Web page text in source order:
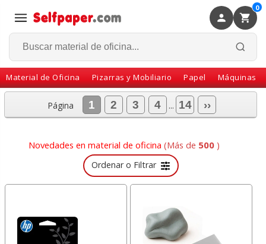
0
Material de Oficina Pizarras y Mobiliario Papel Máquinas
Volver
Página 1 2 3 4 ... 14 ››
Novedades en material de oficina (Más de 500 )
Ordenar o Filtrar